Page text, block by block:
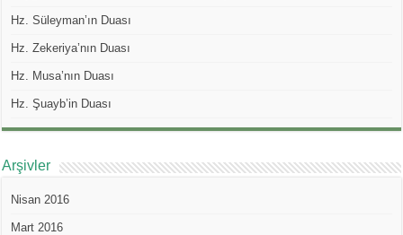
Hz. Süleyman’ın Duası
Hz. Zekeriya’nın Duası
Hz. Musa’nın Duası
Hz. Şuayb’in Duası
Arşivler
Nisan 2016
Mart 2016